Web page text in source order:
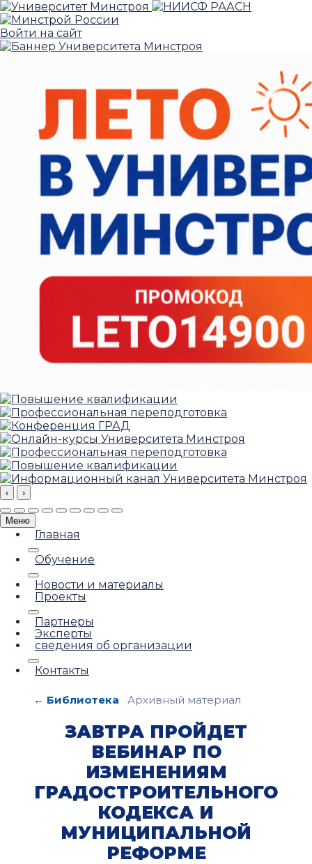
Войти на сайт
‹ ›
Меню
Главная
Обучение
Новости и материалы
Проекты
Партнеры
Эксперты
сведения об организации
Контакты
← Библиотека Архивный материал
ЗАВТРА ПРОЙДЕТ
ВЕБИНАР ПО
ИЗМЕНЕНИЯМ
ГРАДОСТРОИТЕЛЬНОГО
КОДЕКСА И
МУНИЦИПАЛЬНОЙ
РЕФОРМЕ